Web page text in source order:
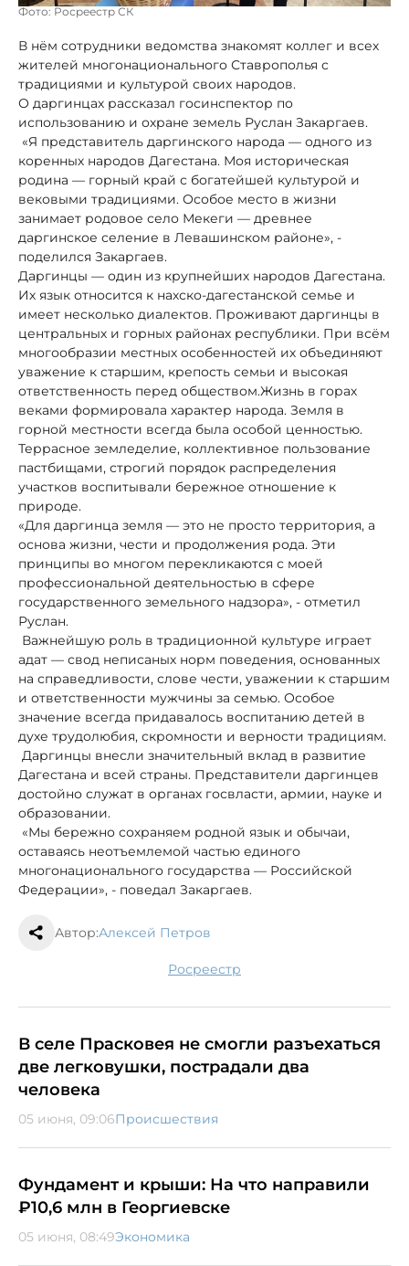
Фото: Росреестр СК
В нём сотрудники ведомства знакомят коллег и всех
жителей многонационального Ставрополья с
традициями и культурой своих народов.
О даргинцах рассказал госинспектор по
использованию и охране земель Руслан Закаргаев.
«Я представитель даргинского народа — одного из
коренных народов Дагестана. Моя историческая
родина — горный край с богатейшей культурой и
вековыми традициями. Особое место в жизни
занимает родовое село Мекеги — древнее
даргинское селение в Левашинском районе», -
поделился Закаргаев.
Даргинцы — один из крупнейших народов Дагестана.
Их язык относится к нахско-дагестанской семье и
имеет несколько диалектов. Проживают даргинцы в
центральных и горных районах республики. При всём
многообразии местных особенностей их объединяют
уважение к старшим, крепость семьи и высокая
ответственность перед обществом.Жизнь в горах
веками формировала характер народа. Земля в
горной местности всегда была особой ценностью.
Террасное земледелие, коллективное пользование
пастбищами, строгий порядок распределения
участков воспитывали бережное отношение к
природе.
«Для даргинца земля — это не просто территория, а
основа жизни, чести и продолжения рода. Эти
принципы во многом перекликаются с моей
профессиональной деятельностью в сфере
государственного земельного надзора», - отметил
Руслан.
Важнейшую роль в традиционной культуре играет
адат — свод неписаных норм поведения, основанных
на справедливости, слове чести, уважении к старшим
и ответственности мужчины за семью. Особое
значение всегда придавалось воспитанию детей в
духе трудолюбия, скромности и верности традициям.
Даргинцы внесли значительный вклад в развитие
Дагестана и всей страны. Представители даргинцев
достойно служат в органах госвласти, армии, науке и
образовании.
«Мы бережно сохраняем родной язык и обычаи,
оставаясь неотъемлемой частью единого
многонационального государства — Российской
Федерации», - поведал Закаргаев.
Автор:Алексей Петров
Росреестр
В селе Прасковея не смогли разъехаться
две легковушки, пострадали два
человека
05 июня, 09:06Происшествия
Фундамент и крыши: На что направили
₽10,6 млн в Георгиевске
05 июня, 08:49Экономика